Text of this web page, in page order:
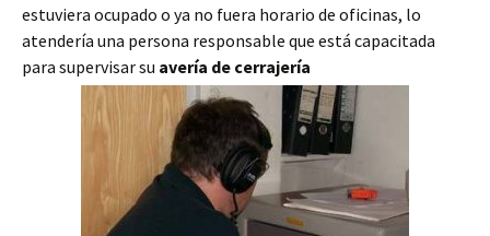
estuviera ocupado o ya no fuera horario de oficinas, lo
atendería una persona responsable que está capacitada
para supervisar su avería de cerrajería